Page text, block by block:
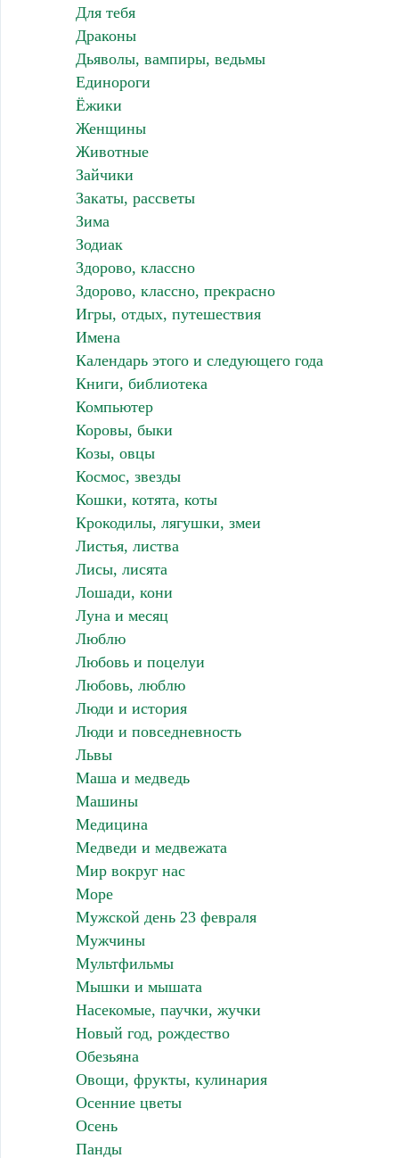
Для тебя
Драконы
Дьяволы, вампиры, ведьмы
Единороги
Ёжики
Женщины
Животные
Зайчики
Закаты, рассветы
Зима
Зодиак
Здорово, классно
Здорово, классно, прекрасно
Игры, отдых, путешествия
Имена
Календарь этого и следующего года
Книги, библиотека
Компьютер
Коровы, быки
Козы, овцы
Космос, звезды
Кошки, котята, коты
Крокодилы, лягушки, змеи
Листья, листва
Лисы, лисята
Лошади, кони
Луна и месяц
Люблю
Любовь и поцелуи
Любовь, люблю
Люди и история
Люди и повседневность
Львы
Маша и медведь
Машины
Медицина
Медведи и медвежата
Мир вокруг нас
Море
Мужской день 23 февраля
Мужчины
Мультфильмы
Мышки и мышата
Насекомые, паучки, жучки
Новый год, рождество
Обезьяна
Овощи, фрукты, кулинария
Осенние цветы
Осень
Панды